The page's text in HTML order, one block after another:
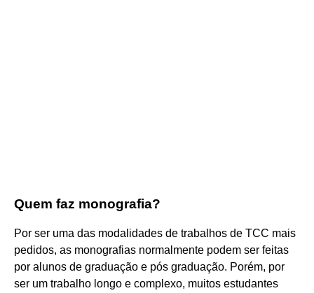
Quem faz monografia?
Por ser uma das modalidades de trabalhos de TCC mais
pedidos, as monografias normalmente podem ser feitas
por alunos de graduação e pós graduação. Porém, por
ser um trabalho longo e complexo, muitos estudantes